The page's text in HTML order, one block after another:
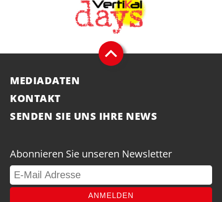
MEDIADATEN
KONTAKT
SENDEN SIE UNS IHRE NEWS
Abonnieren Sie unseren Newsletter
ANMELDEN